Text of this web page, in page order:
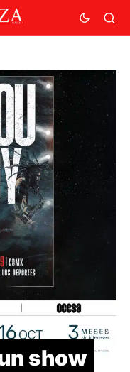
show